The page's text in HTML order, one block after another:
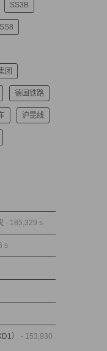
SS3B
SS8
团
德国铁路
沪昆线
- 185,329 s
s
）
- 153,930